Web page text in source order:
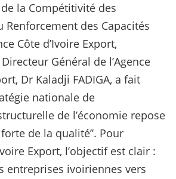
la Compétitivité des
Renforcement des Capacités
Côte d’Ivoire Export,
Général de l’Agence
Dr Kaladji FADIGA, a fait
nationale de
de l’économie repose
de la qualité’’. Pour
Export, l’objectif est clair :
entreprises ivoiriennes vers